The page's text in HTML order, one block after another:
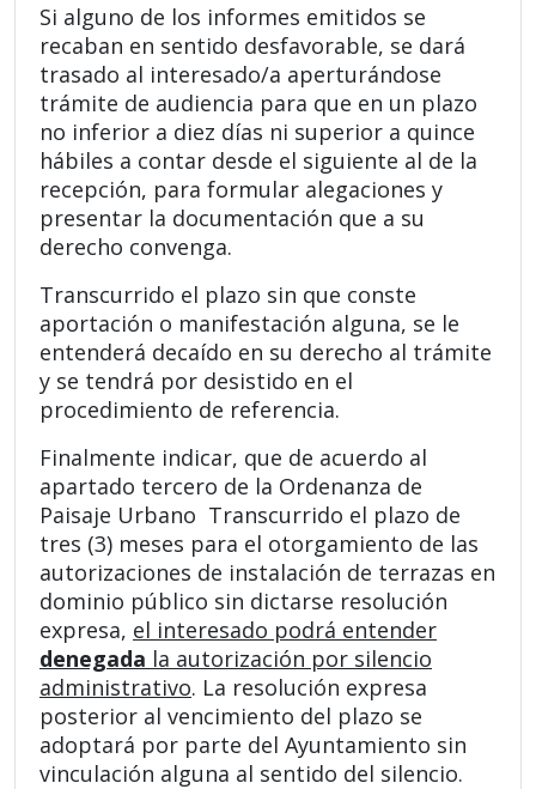
Si alguno de los informes emitidos se
recaban en sentido desfavorable, se dará
trasado al interesado/a aperturándose
trámite de audiencia para que en un plazo
no inferior a diez días ni superior a quince
hábiles a contar desde el siguiente al de la
recepción, para formular alegaciones y
presentar la documentación que a su
derecho convenga.
Transcurrido el plazo sin que conste
aportación o manifestación alguna, se le
entenderá decaído en su derecho al trámite
y se tendrá por desistido en el
procedimiento de referencia.
Finalmente indicar, que de acuerdo al
apartado tercero de la Ordenanza de
Paisaje Urbano Transcurrido el plazo de
tres (3) meses para el otorgamiento de las
autorizaciones de instalación de terrazas en
dominio público sin dictarse resolución
expresa, el interesado podrá entender
denegada la autorización por silencio
administrativo. La resolución expresa
posterior al vencimiento del plazo se
adoptará por parte del Ayuntamiento sin
vinculación alguna al sentido del silencio.